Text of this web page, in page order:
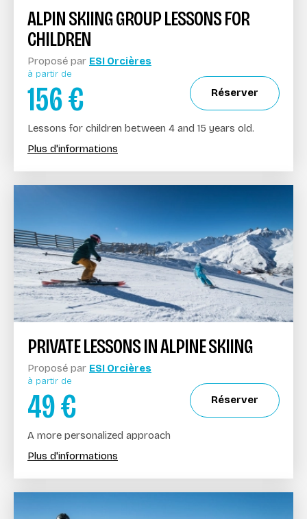
ALPIN SKIING GROUP LESSONS FOR
CHILDREN
Proposé par ESI Orcières
à partir de
156€ Réserver
Lessons for children between 4 and 15 years old.
Plus d'informations
PRIVATE LESSONS IN ALPINE SKIING
Proposé par ESI Orcières
à partir de
49€ Réserver
A more personalized approach
Plus d'informations